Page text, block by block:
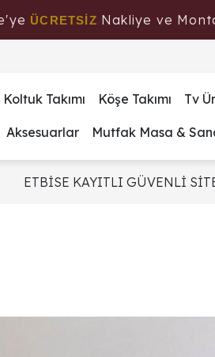
ÜCRETSİZ Nakliye ve
Koltuk Takımı Köşe Takımı Tv
Aksesuarlar Mutfak Masa &
ETBİSE KAYITLI GÜVENLİ